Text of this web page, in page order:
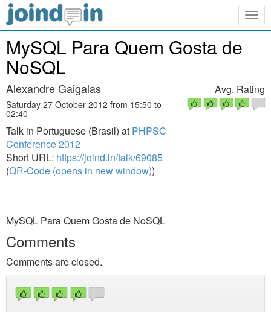
MySQL Para Quem Gosta de
NoSQL
Alexandre Gaigalas
Saturday 27 October 2012 from 15:50 to
02:40
Talk in Portuguese (Brasil) at PHPSC
Conference 2012
Short URL: https://joind.in/talk/69085
(QR-Code (opens in new window))
Avg. Rating
MySQL Para Quem Gosta de NoSQL
Comments
Comments are closed.